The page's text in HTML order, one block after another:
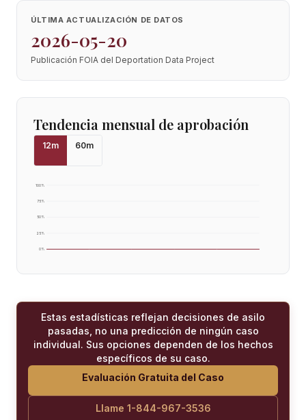
ÚLTIMA ACTUALIZACIÓN DE DATOS
2026-05-20
Publicación FOIA del Deportation Data Project
Tendencia mensual de aprobación
12m 60m
0%
25%
50%
75%
100%
Estas estadísticas reflejan decisiones de asilo
pasadas, no una predicción de ningún caso
individual. Sus opciones dependen de los hechos
específicos de su caso.
Evaluación Gratuita del Caso
Llame 1-844-967-3536